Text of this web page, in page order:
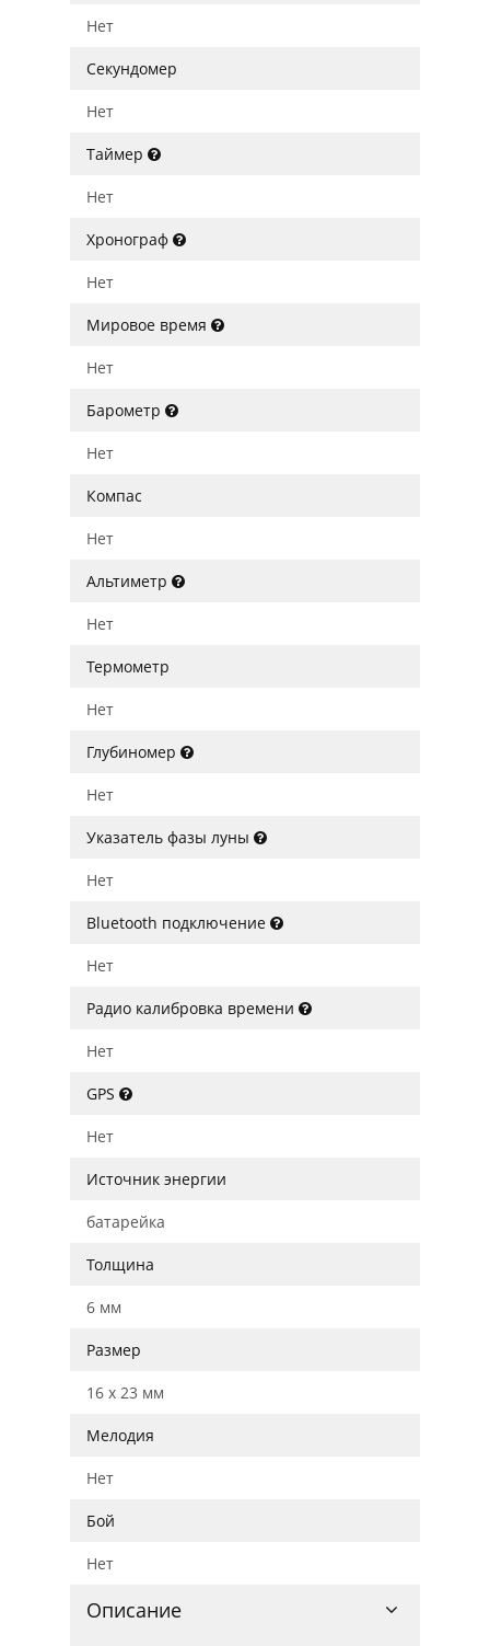
Нет
Секундомер
Нет
Таймер
Нет
Хронограф
Нет
Мировое время
Нет
Барометр
Нет
Компас
Нет
Альтиметр
Нет
Термометр
Нет
Глубиномер
Нет
Указатель фазы луны
Нет
Bluetooth подключение
Нет
Радио калибровка времени
Нет
GPS
Нет
Источник энергии
батарейка
Толщина
6 мм
Размер
16 x 23 мм
Мелодия
Нет
Бой
Нет
Описание